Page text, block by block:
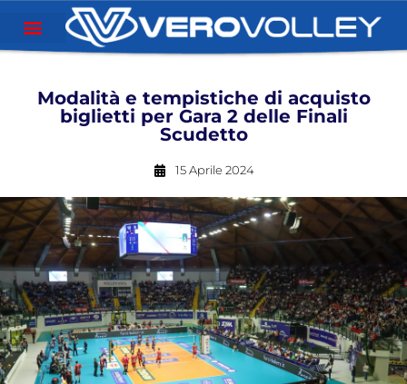
Modalità e tempistiche di acquisto
biglietti per Gara 2 delle Finali
Scudetto
15 Aprile 2024